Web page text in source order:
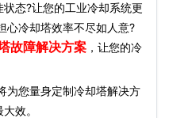
态?让您的工业冷却系统更
心冷却塔效率不尽如人意?
故障解决方案 ，让您的冷
为您量身定制冷却塔解决方
效。